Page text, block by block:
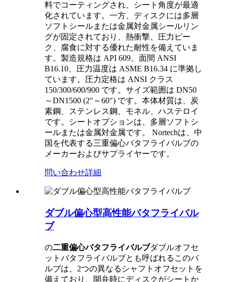
料でコーティングされ、シート角度が最適
化されています。一方、ディスクには多層
ソフトシールまたは金属対金属シールリン
グが固定されており、熱衝撃、圧力ピー
ク、腐食に対する優れた耐性を備えていま
す。製造規格は API 609、面間 ANSI
B16.10、圧力温度は ASME B16.34 に準拠し
ています。圧力定格は ANSI クラス
150/300/600/900 です。サイズ範囲は DN50
～DN1500 (2″～60″) です。本体材質は、炭
素鋼、ステンレス鋼、モネル、ハステロイ
です。シートオプションは、多層ソフトシ
ールまたは金属対金属です。 Nortechは、中
国を代表する三重偏心バタフライバルブの
メーカーおよびサプライヤーです。
問い合わせ詳細
ダブル偏心型高性能バタフライバル
ブ
の二重偏心バタフライバルブダブルオフセ
ットバタフライバルブとも呼ばれるこのバ
ルブは、2つの異なるシャフトオフセットを
備えており、開弁時にディスクがシートか